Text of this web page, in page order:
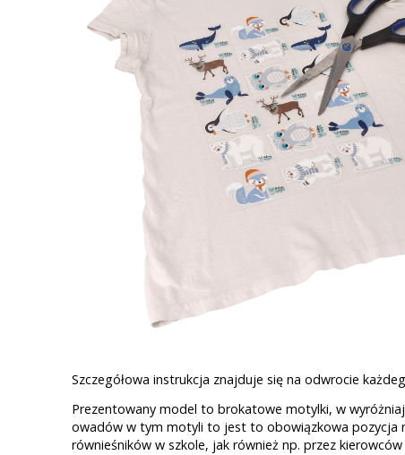
Szczegółowa instrukcja znajduje się na odwrocie
Prezentowany model to brokatowe motylki, w
owadów w tym motyli to jest to obowiązkowa pozycja
równieśników w szkole, jak również np. przez